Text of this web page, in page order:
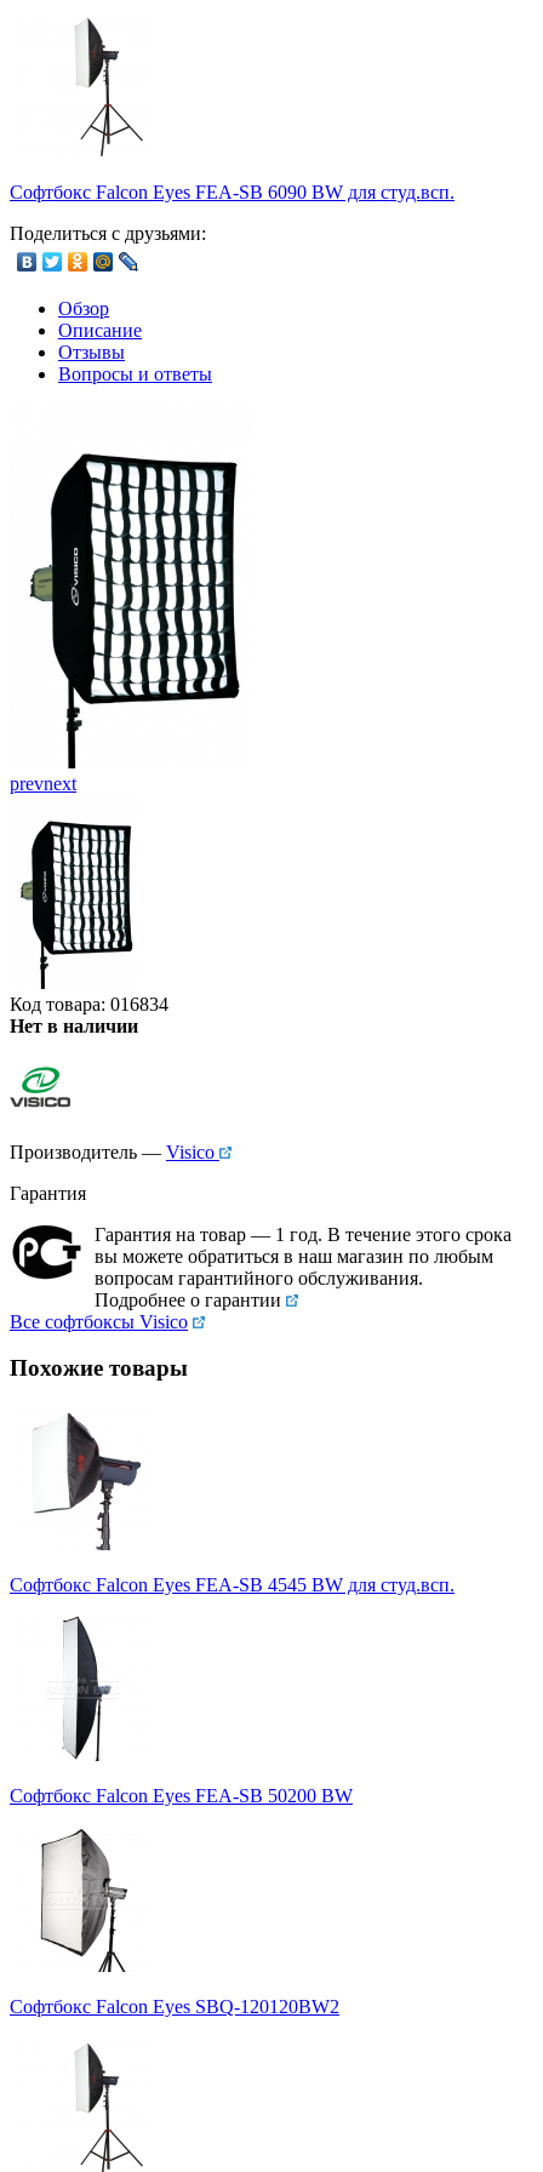
Софтбокс Falcon Eyes FEA-SB 6090 BW для студ.всп.
Поделиться с друзьями:
Обзор
Описание
Отзывы
Вопросы и ответы
prevnext
Код товара: 016834
Нет в наличии
Производитель — Visico
Гарантия
Гарантия на товар — 1 год. В течение этого срока
вы можете обратиться в наш магазин по любым
вопросам гарантийного обслуживания.
Подробнее о гарантии
Все софтбоксы Visico
Похожие товары
Софтбокс Falcon Eyes FEA-SB 4545 BW для студ.всп.
Софтбокс Falcon Eyes FEA-SB 50200 BW
Софтбокс Falcon Eyes SBQ-120120BW2